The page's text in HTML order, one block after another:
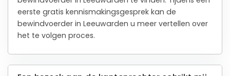
eerste gratis kennismakingsgesprek kan de
bewindvoerder in Leeuwarden u meer vertellen over
het te volgen proces.